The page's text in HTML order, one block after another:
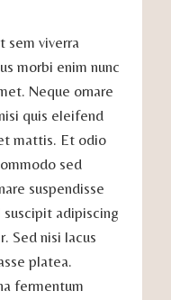
sem viverra
morbi enim nunc
Neque ornare
quis eleifend
mattis. Et odio
sed
suspendisse
suscipit adipiscing
Sed nisi lacus
platea.
fermentum